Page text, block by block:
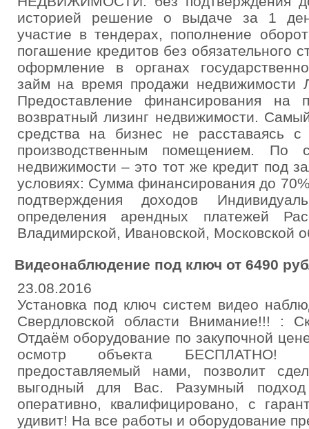
историей решение о выдаче за 1
участие в тендерах, пополнение
погашение кредитов без обязательного
оформление в органах
займ на время продажи
Предоставление финансирования на
возвратный лизинг недвижимости.
средства на бизнес не расставаясь
производственным помещением. По
недвижимости – это тот же кредит под
условиях: Сумма финансирования до
подтверждения доходов
определения арендных платежей
Владимирской, Ивановской, Московской
Видеонаблюдение под ключ от 6490
23.08.2016
Установка под ключ систем видео
Свердловской области Внимание!!! :
Отдаём оборудование по закупочной
осмотр объекта БЕСПЛАТНО!
предоставляемый нами, позволит
выгодный для Вас. Разумный
оперативно, квалифицировано, с
удивит! На все работы и оборудование